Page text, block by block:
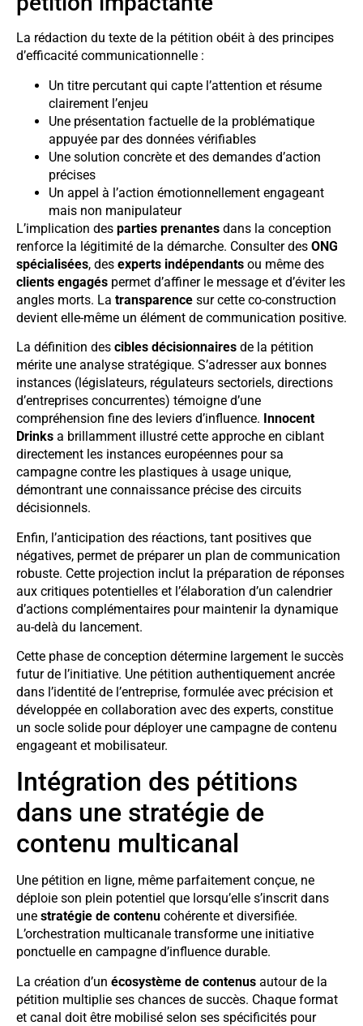
La rédaction du texte de la pétition obéit à des principes
d’efficacité communicationnelle :
Un titre percutant qui capte l’attention et résume
clairement l’enjeu
Une présentation factuelle de la problématique
appuyée par des données vérifiables
Une solution concrète et des demandes d’action
précises
Un appel à l’action émotionnellement engageant
mais non manipulateur
L’implication des parties prenantes dans la conception
renforce la légitimité de la démarche. Consulter des ONG
spécialisées, des experts indépendants ou même des
clients engagés permet d’affiner le message et d’éviter les
angles morts. La transparence sur cette co-construction
devient elle-même un élément de communication positive.
La définition des cibles décisionnaires de la pétition
mérite une analyse stratégique. S’adresser aux bonnes
instances (législateurs, régulateurs sectoriels, directions
d’entreprises concurrentes) témoigne d’une
compréhension fine des leviers d’influence. Innocent
Drinks a brillamment illustré cette approche en ciblant
directement les instances européennes pour sa
campagne contre les plastiques à usage unique,
démontrant une connaissance précise des circuits
décisionnels.
Enfin, l’anticipation des réactions, tant positives que
négatives, permet de préparer un plan de communication
robuste. Cette projection inclut la préparation de réponses
aux critiques potentielles et l’élaboration d’un calendrier
d’actions complémentaires pour maintenir la dynamique
au-delà du lancement.
Cette phase de conception détermine largement le succès
futur de l’initiative. Une pétition authentiquement ancrée
dans l’identité de l’entreprise, formulée avec précision et
développée en collaboration avec des experts, constitue
un socle solide pour déployer une campagne de contenu
engageant et mobilisateur.
Intégration des pétitions
dans une stratégie de
contenu multicanal
Une pétition en ligne, même parfaitement conçue, ne
déploie son plein potentiel que lorsqu’elle s’inscrit dans
une stratégie de contenu cohérente et diversifiée.
L’orchestration multicanale transforme une initiative
ponctuelle en campagne d’influence durable.
La création d’un écosystème de contenus autour de la
pétition multiplie ses chances de succès. Chaque format
et canal doit être mobilisé selon ses spécificités pour